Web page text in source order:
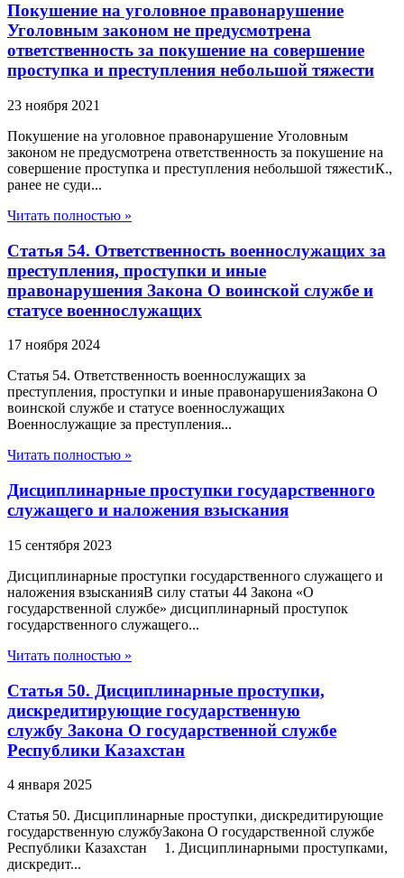
Покушение на уголовное правонарушение
Уголовным законом не предусмотрена
ответственность за покушение на совершение
проступка и преступления небольшой тяжести
23 ноября 2021
Покушение на уголовное правонарушение Уголовным
законом не предусмотрена ответственность за покушение на
совершение проступка и преступления небольшой тяжестиК.,
ранее не суди...
Читать полностью »
Статья 54. Ответственность военнослужащих за
преступления, проступки и иные
правонарушения Закона О воинской службе и
статусе военнослужащих
17 ноября 2024
Статья 54. Ответственность военнослужащих за
преступления, проступки и иные правонарушенияЗакона О
воинской службе и статусе военнослужащих
Военнослужащие за преступления...
Читать полностью »
Дисциплинарные проступки государственного
служащего и наложения взыскания
15 сентября 2023
Дисциплинарные проступки государственного служащего и
наложения взысканияВ силу статьи 44 Закона «О
государственной службе» дисциплинарный проступок
государственного служащего...
Читать полностью »
Статья 50. Дисциплинарные проступки,
дискредитирующие государственную
службу Закона О государственной службе
Республики Казахстан
4 января 2025
Статья 50. Дисциплинарные проступки, дискредитирующие
государственную службуЗакона О государственной службе
Республики Казахстан 1. Дисциплинарными проступками,
дискредит...